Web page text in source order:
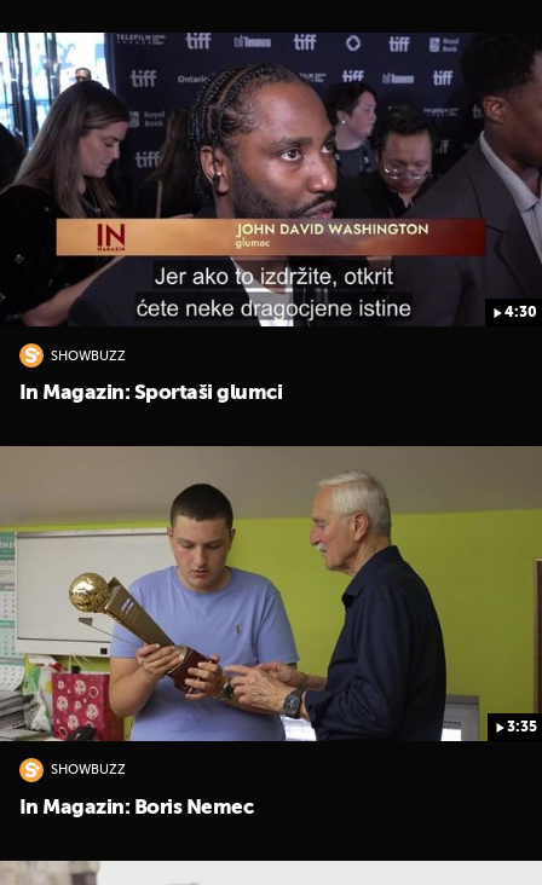
4:30
SHOWBUZZ
In Magazin: Sportaši glumci
3:35
SHOWBUZZ
In Magazin: Boris Nemec